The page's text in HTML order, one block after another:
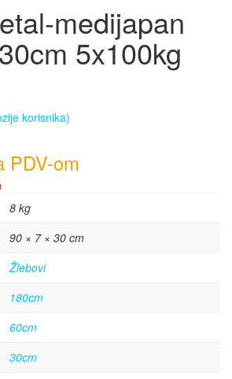
medijapan
5x100kg
korisnika)
PDV-om
8 kg
90 × 7 × 30 cm
Žlebovi
180cm
60cm
30cm